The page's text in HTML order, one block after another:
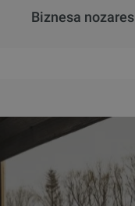
Biznesa nozares